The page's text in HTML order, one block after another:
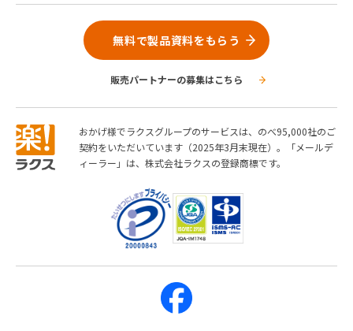
無料で製品資料をもらう
販売パートナーの募集はこちら
おかげ様でラクスグループのサービスは、のべ95,000社のご
契約をいただいています（2025年3月末現在）。「メールデ
ィーラー」は、株式会社ラクスの登録商標です。